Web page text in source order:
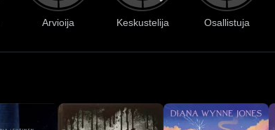
Arvioija Keskustelija Osallistuja